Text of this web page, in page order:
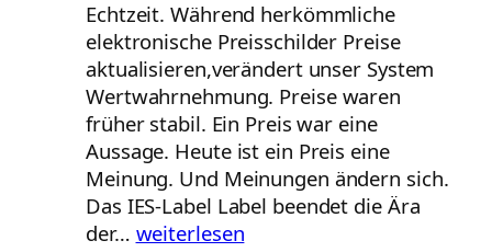
Echtzeit. Während herkömmliche
elektronische Preisschilder Preise
aktualisieren,verändert unser System
Wertwahrnehmung. Preise waren
früher stabil. Ein Preis war eine
Aussage. Heute ist ein Preis eine
Meinung. Und Meinungen ändern sich.
Das IES-Label Label beendet die Ära
der… Instant
weiterlesen